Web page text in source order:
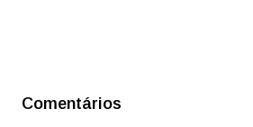
Comentários